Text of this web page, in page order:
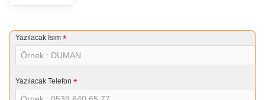
Yazılacak İsim
Yazılacak Telefon